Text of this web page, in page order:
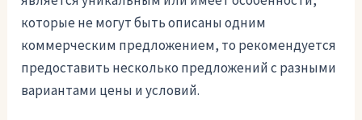
которые не могут быть описаны одним
коммерческим предложением, то рекомендуется
предоставить несколько предложений с разными
вариантами цены и условий.